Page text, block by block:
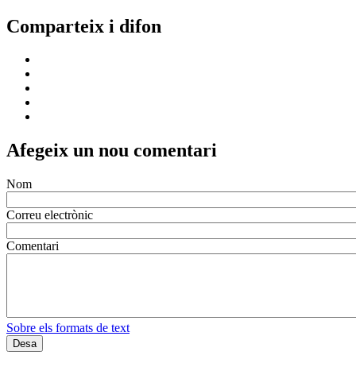
Comparteix i difon
Afegeix un nou comentari
Nom
Correu electrònic
Comentari
Sobre els formats de text